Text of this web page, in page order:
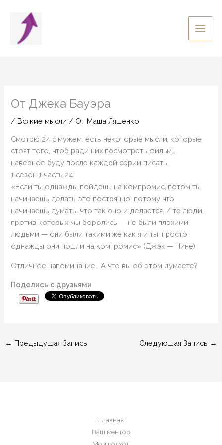
содержимому
От Джека Бауэра
/ Всякие мысли / От Маша Ляшенко
Смотрю 24 с мужем. есть некоторые мысли, которые
стоят того, чтоб ради них посмотреть фильм…
наверное буду после каждой серии писать…
1 сезон 1 часть 24:
«Если ты однажды пойдешь на компромис, потом ты
начинаешь делать это постоянно, потому что
начинаешь думать, что так оно и делается. И те люди,
против которых мы боролись — не были плохими
людьми — они были такими же как я и ты, просто
однажды они пошли на компромис» (Джэк — Нине)
Отличное напоминание… А что вы об этом думаете?
Поделись с друзьями
← Предыдущая Запись Следующая Запись →
Главная
Ваш ментор